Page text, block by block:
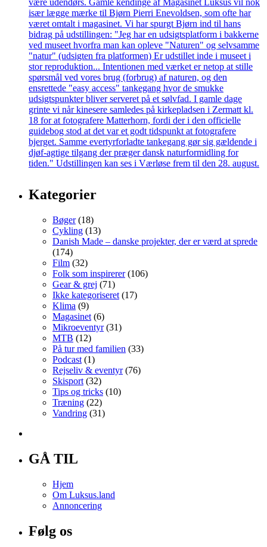
Kategorier
Bøger(18)
Cykling (13)
Danish Made – danske projekter, der er værd at sprede
(174)
Film (32)
Folk som inspirerer(106)
Gear & grej (71)
Ikke kategoriseret (17)
Klima (9)
Magasinet (6)
Mikroeventyr(31)
MTB (12)
På tur med familien (33)
Podcast (1)
Rejseliv & eventyr(76)
Skisport (32)
Tips og tricks (10)
Træning (22)
Vandring (31)
GÅ TIL
Hjem
Om Luksus.land
Annoncering
Følg os